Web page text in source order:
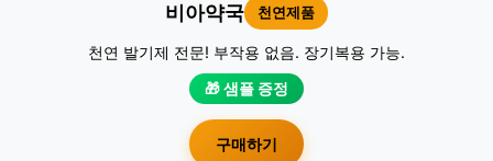
비아약국 천연제품
천연 발기제 전문! 부작용 없음. 장기복용 가능.
🎁 샘플 증정
구매하기